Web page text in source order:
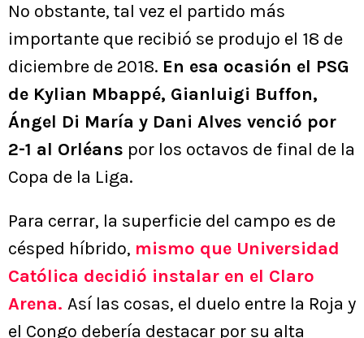
No obstante, tal vez el partido más
importante que recibió se produjo el 18 de
diciembre de 2018. En esa ocasión el PSG
de Kylian Mbappé, Gianluigi Buffon,
Ángel Di María y Dani Alves venció por
2-1 al Orléans por los octavos de final de la
Copa de la Liga.
Para cerrar, la superficie del campo es de
césped híbrido, mismo que Universidad
Católica decidió instalar en el Claro
Arena. Así las cosas, el duelo entre la Roja y
el Congo debería destacar por su alta